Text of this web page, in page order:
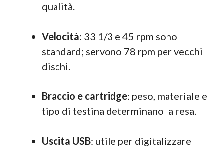
qualità.
Velocità: 33 1/3 e 45 rpm sono
standard; servono 78 rpm per vecchi
dischi.
Braccio e cartridge: peso, materiale e
tipo di testina determinano la resa.
Uscita USB: utile per digitalizzare